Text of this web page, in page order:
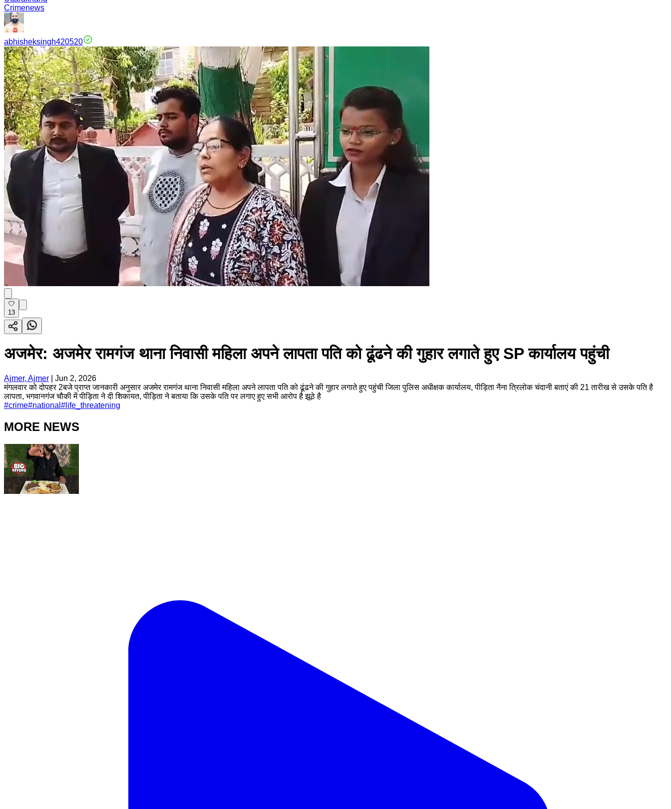
Crimenews
abhisheksingh420520
13
अजमेर: अजमेर रामगंज थाना निवासी महिला अपने लापता पति को ढूंढने की गुहार लगाते हुए SP कार्यालय पहुंची
Ajmer, Ajmer
Jun 2, 2026
मंगलवार को दोपहर 2बजे प्राप्त जानकारी अनुसार अजमेर रामगंज थाना निवासी महिला अपने लापता पति को ढूंढने की गुहार लगाते हुए पहुंची जिला पुलिस अधीक्षक कार्यालय, पीड़िता नैना त्रिलोक चंदानी बताएं की 21 तारीख से उसके पति है
लापता, भगवानगंज चौकी में पीड़िता ने दी शिकायत, पीड़िता ने बताया कि उसके पति पर लगाए हुए सभी आरोप है झूठे है
#crime#national # life_threatening
MORE NEWS